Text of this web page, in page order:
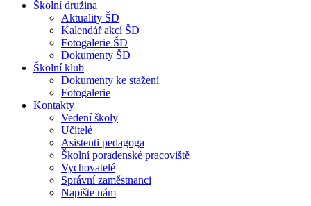
Školní družina
Aktuality ŠD
Kalendář akcí ŠD
Fotogalerie ŠD
Dokumenty ŠD
Školní klub
Dokumenty ke stažení
Fotogalerie
Kontakty
Vedení školy
Učitelé
Asistenti pedagoga
Školní poradenské pracoviště
Vychovatelé
Správní zaměstnanci
Napište nám